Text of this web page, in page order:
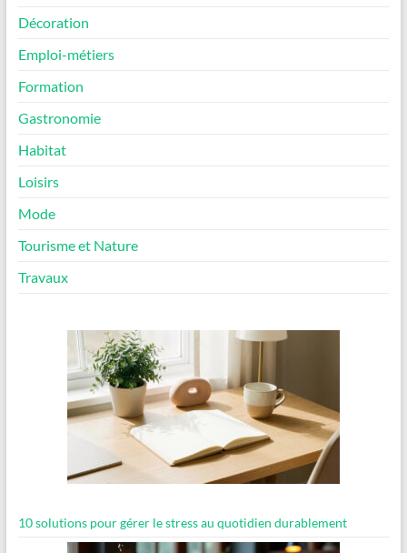
Décoration
Emploi-métiers
Formation
Gastronomie
Habitat
Loisirs
Mode
Tourisme et Nature
Travaux
10 solutions pour gérer le stress au quotidien durablement